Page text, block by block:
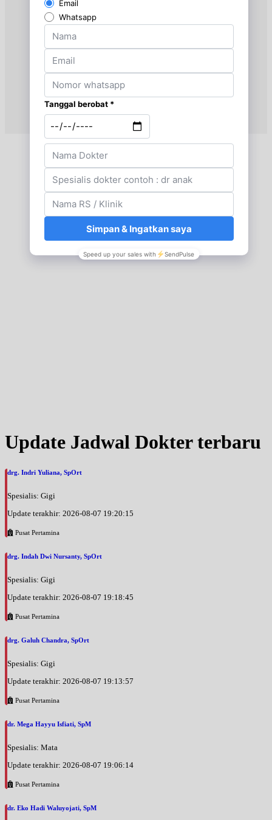
Jam 16:00 - 17:00
Selasa, 25/08/2026
Jam 08:00 - 10:00
Rabu, 26/08/2026
Jam 08:00 - 10:00
Kamis, 27/08/2026
Jam 08:00 - 10:00
Kamis, 27/08/2026
Jam 16:00 - 17:00
Jam 08:00 - 10:00
Kamis, 03/09/2026
Update Jadwal Dokter terbaru
drg. Indri Yuliana, SpOrt
Spesialis: Gigi
Update terakhir: 2026-08-07 19:20:15
Pusat Pertamina
drg. Indah Dwi Nursanty, SpOrt
Spesialis: Gigi
Update terakhir: 2026-08-07 19:18:45
Pusat Pertamina
drg. Galuh Chandra, SpOrt
Spesialis: Gigi
Update terakhir: 2026-08-07 19:13:57
Pusat Pertamina
dr. Mega Hayyu Isfiati, SpM
Spesialis: Mata
Update terakhir: 2026-08-07 19:06:14
Pusat Pertamina
dr. Eko Hadi Waluyojati, SpM